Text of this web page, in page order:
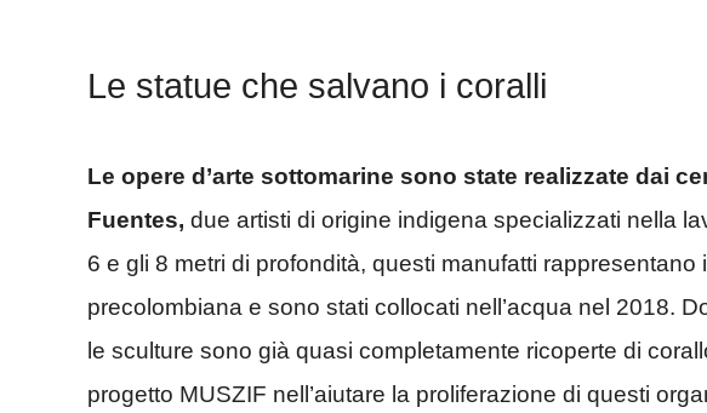
Le statue che salvano i coralli
Le opere d’arte sottomarine sono state realizzate dai
Fuentes, due artisti di origine indigena specializzati nella
6 e gli 8 metri di profondità, questi manufatti rappresentano
precolombiana e sono stati collocati nell’acqua nel 2018.
le sculture sono già quasi completamente ricoperte di
progetto MUSZIF nell’aiutare la proliferazione di questi